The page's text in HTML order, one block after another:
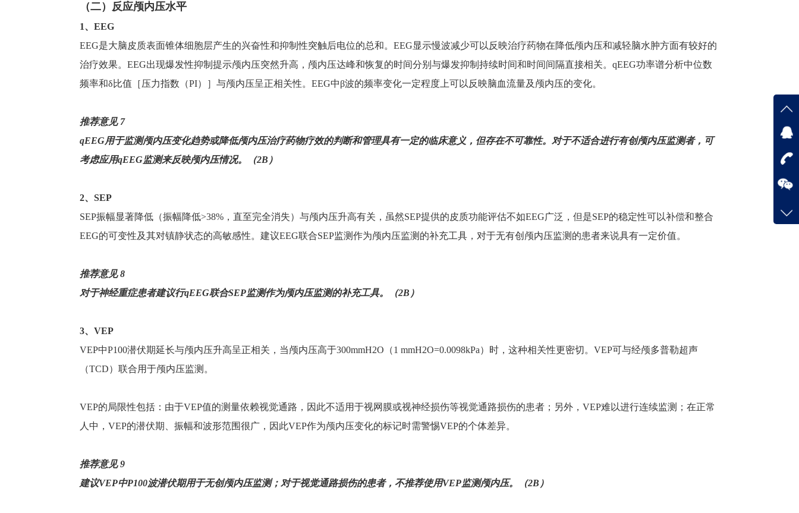
（二） 反应颅内压水平
1、EEG
EEG是大脑皮质表面锥体细胞层产生的兴奋性和抑制性突触后电位的总和。EEG显示慢波减少可以反映治疗药物在降低颅内压和减轻脑水肿方面有较好的
治疗效果。EEG出现爆发性抑制提示颅内压突然升高，颅内压达峰和恢复的时间分别与爆发抑制持续时间和时间间隔直接相关。qEEG功率谱分析中位数
频率和δ比值［压力指数（PI）］与颅内压呈正相关性。EEG中β波的频率变化一定程度上可以反映脑血流量及颅内压的变化。
推荐意见 7
qEEG用于监测颅内压变化趋势或降低颅内压治疗药物疗效的判断和管理具有一定的临床意义，但存在不可靠性。对于不适合进行有创颅内压监测者，可
考虑应用qEEG监测来反映颅内压情况。（2B ）
2、SEP
SEP振幅显著降低（振幅降低>38% ，直至完全消失）与颅内压升高有关，虽然SEP提供的皮质功能评估不如EEG广泛，但是SEP的稳定性可以补偿和整合
EEG的可变性及其对镇静状态的高敏感性。建议EEG联合SEP监测作为颅内压监测的补充工具，对于无有创颅内压监测的患者来说具有一定价值。
推荐意见 8
对于神经重症患者建议行qEEG联合SEP监测作为颅内压监测的补充工具。（2B ）
3、VEP
VEP中P100潜伏期延长与颅内压升高呈正相关，当颅内压高于300mmH2O （1 mmH2O=0.0098kPa）时，这种相关性更密切。VEP可与经颅多普勒超声
（TCD）联合用于颅内压监测。
VEP的局限性包括：由于VEP值的测量依赖视觉通路，因此不适用于视网膜或视神经损伤等视觉通路损伤的患者；另外，VEP难以进行连续监测；在正常
人中，VEP的潜伏期、振幅和波形范围很广，因此VEP作为颅内压变化的标记时需警惕VEP的个体差异。
推荐意见 9
建议VEP中P100波潜伏期用于无创颅内压监测；对于视觉通路损伤的患者，不推荐使用VEP监测颅内压。（2B ）
在线
在
咨询
客服